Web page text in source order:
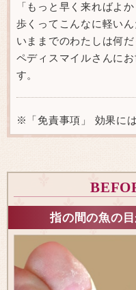
「もっと早く来ればよ
歩くってこんなに軽い
いままでのわたしは何だ
ペディスマイルさんに
す。
※「免責事項」 効果に
指の間の魚の